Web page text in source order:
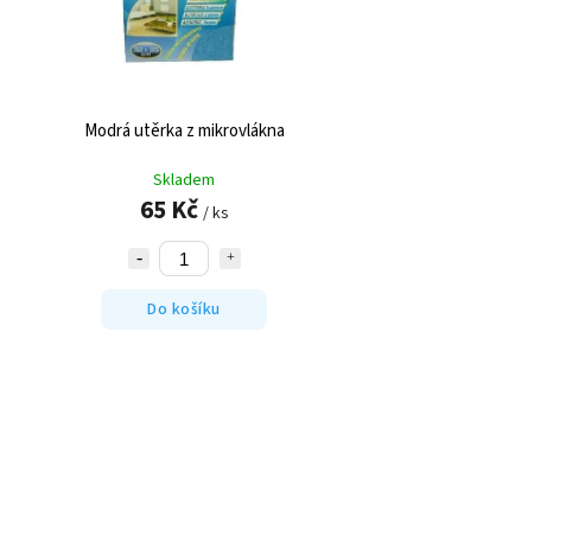
Modrá utěrka z mikrovlákna
Skladem
65 Kč / ks
Do košíku